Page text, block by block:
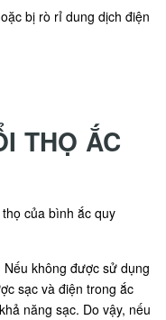
bị rò rỉ dung dịch điện
THỌ ẮC
của bình ắc quy
Nếu không được sử dụng
sạc và điện trong ắc
năng sạc. Do vậy, nếu